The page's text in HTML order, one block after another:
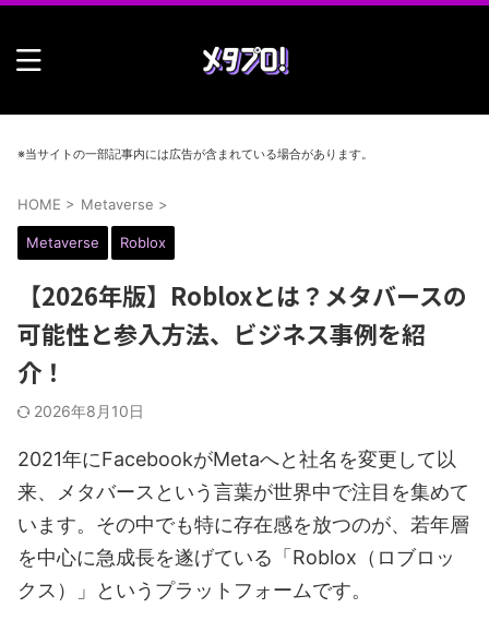
※当サイトの一部記事内には広告が含まれている場合があります。
HOME > Metaverse >
Metaverse Roblox
【2026年版】Robloxとは？メタバースの
可能性と参入方法、ビジネス事例を紹
介！
2026年8月10日
2021年にFacebookがMetaへと社名を変更して以
来、メタバースという言葉が世界中で注目を集めて
います。その中でも特に存在感を放つのが、若年層
を中心に急成長を遂げている「Roblox（ロブロッ
クス）」というプラットフォームです。